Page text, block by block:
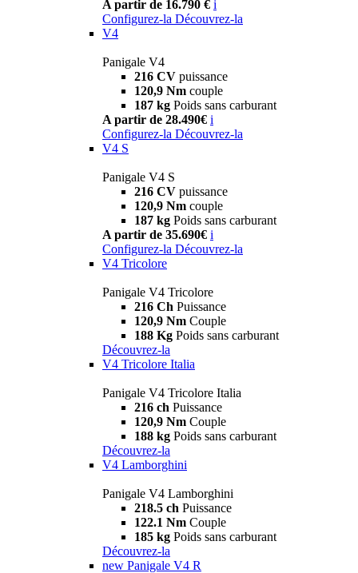
A partir de 16.790 € i
Configurez-la Découvrez-la
V4
Panigale V4
216 CV puissance
120,9 Nm couple
187 kg Poids sans carburant
A partir de 28.490€ i
Configurez-la Découvrez-la
V4 S
Panigale V4 S
216 CV puissance
120,9 Nm couple
187 kg Poids sans carburant
A partir de 35.690€ i
Configurez-la Découvrez-la
V4 Tricolore
Panigale V4 Tricolore
216 Ch Puissance
120,9 Nm Couple
188 Kg Poids sans carburant
Découvrez-la
V4 Tricolore Italia
Panigale V4 Tricolore Italia
216 ch Puissance
120,9 Nm Couple
188 kg Poids sans carburant
Découvrez-la
V4 Lamborghini
Panigale V4 Lamborghini
218.5 ch Puissance
122.1 Nm Couple
185 kg Poids sans carburant
Découvrez-la
new Panigale V4 R